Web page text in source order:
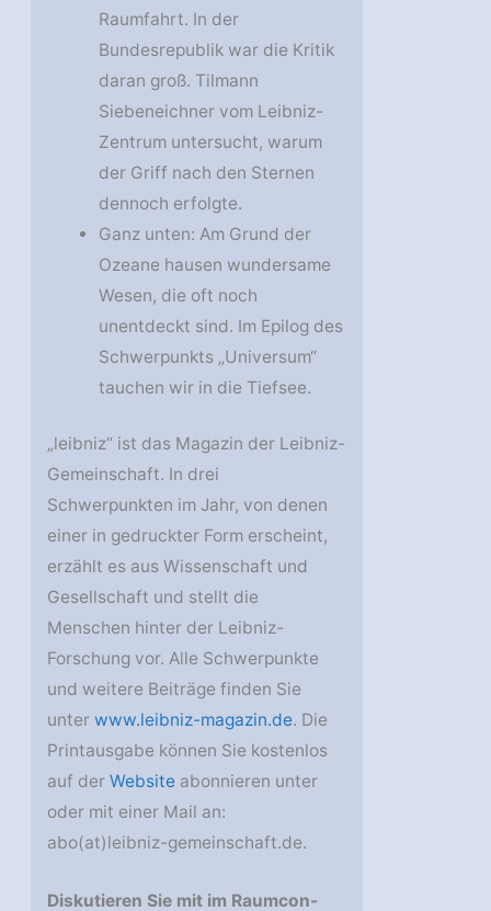
Raumfahrt. In der
Bundesrepublik war die Kritik
daran groß. Tilmann
Siebeneichner vom Leibniz-
Zentrum untersucht, warum
der Griff nach den Sternen
dennoch erfolgte.
Ganz unten: Am Grund der
Ozeane hausen wundersame
Wesen, die oft noch
unentdeckt sind. Im Epilog des
Schwerpunkts „Universum“
tauchen wir in die Tiefsee.
„leibniz“ ist das Magazin der Leibniz-
Gemeinschaft. In drei
Schwerpunkten im Jahr, von denen
einer in gedruckter Form erscheint,
erzählt es aus Wissenschaft und
Gesellschaft und stellt die
Menschen hinter der Leibniz-
Forschung vor. Alle Schwerpunkte
und weitere Beiträge finden Sie
unterwww.leibniz-magazin.de. Die
Printausgabe können Sie kostenlos
auf derWebsite abonnieren unter
oder mit einer Mail an:
abo(at)leibniz-gemeinschaft.de.
Diskutieren Sie mit im Raumcon-